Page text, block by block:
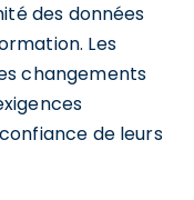
des données
Les
changements
de leurs